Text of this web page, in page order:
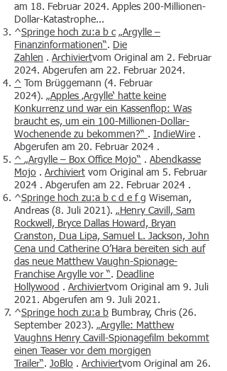
am 18. Februar 2024. Apples 200-Millionen-
Dollar-Katastrophe...
^Springe hoch zu:a b c „Argylle –
Finanzinformationen“. Die
Zahlen . Archiviertvom Original am 2. Februar
2024. Abgerufen am 22. Februar 2024.
^ Tom Brüggemann (4. Februar
2024). „Apples ‚Argylle‘ hatte keine
Konkurrenz und war ein Kassenflop: Was
braucht es, um ein 100-Millionen-Dollar-
Wochenende zu bekommen?“ . IndieWire .
Abgerufen am 20. Februar 2024 .
^ „Argylle – Box Office Mojo“ . Abendkasse
Mojo . Archiviert vom Original am 5. Februar
2024 . Abgerufen am 22. Februar 2024 .
^Springe hoch zu:a b c d e f g Wiseman,
Andreas (8. Juli 2021). „Henry Cavill, Sam
Rockwell, Bryce Dallas Howard, Bryan
Cranston, Dua Lipa, Samuel L. Jackson, John
Cena und Catherine O’Hara bereiten sich auf
das neue Matthew Vaughn-Spionage-
Franchise Argylle vor “. Deadline
Hollywood . Archiviertvom Original am 9. Juli
2021. Abgerufen am 9. Juli 2021.
^Springe hoch zu:a b Bumbray, Chris (26.
September 2023). „Argylle: Matthew
Vaughns Henry Cavill-Spionagefilm bekommt
einen Teaser vor dem morgigen
Trailer“. JoBlo . Archiviertvom Original am 26.